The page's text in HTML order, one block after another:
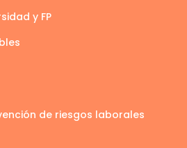
y FP
de riesgos laborales